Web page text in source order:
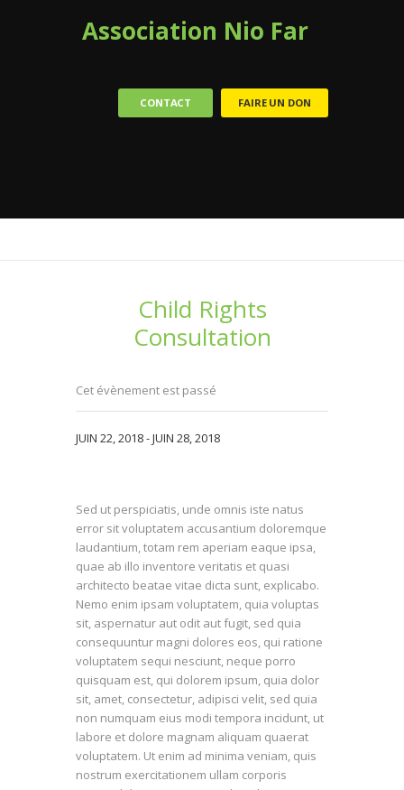
Association Nio Far
CONTACT FAIRE UN DON
Child Rights
Consultation
Cet évènement est passé
JUIN 22, 2018-JUIN 28, 2018
Sed ut perspiciatis, unde omnis iste natus
error sit voluptatem accusantium doloremque
laudantium, totam rem aperiam eaque ipsa,
quae ab illo inventore veritatis et quasi
architecto beatae vitae dicta sunt, explicabo.
Nemo enim ipsam voluptatem, quia voluptas
sit, aspernatur aut odit aut fugit, sed quia
consequuntur magni dolores eos, qui ratione
voluptatem sequi nesciunt, neque porro
quisquam est, qui dolorem ipsum, quia dolor
sit, amet, consectetur, adipisci velit, sed quia
non numquam eius modi tempora incidunt, ut
labore et dolore magnam aliquam quaerat
voluptatem. Ut enim ad minima veniam, quis
nostrum exercitationem ullam corporis